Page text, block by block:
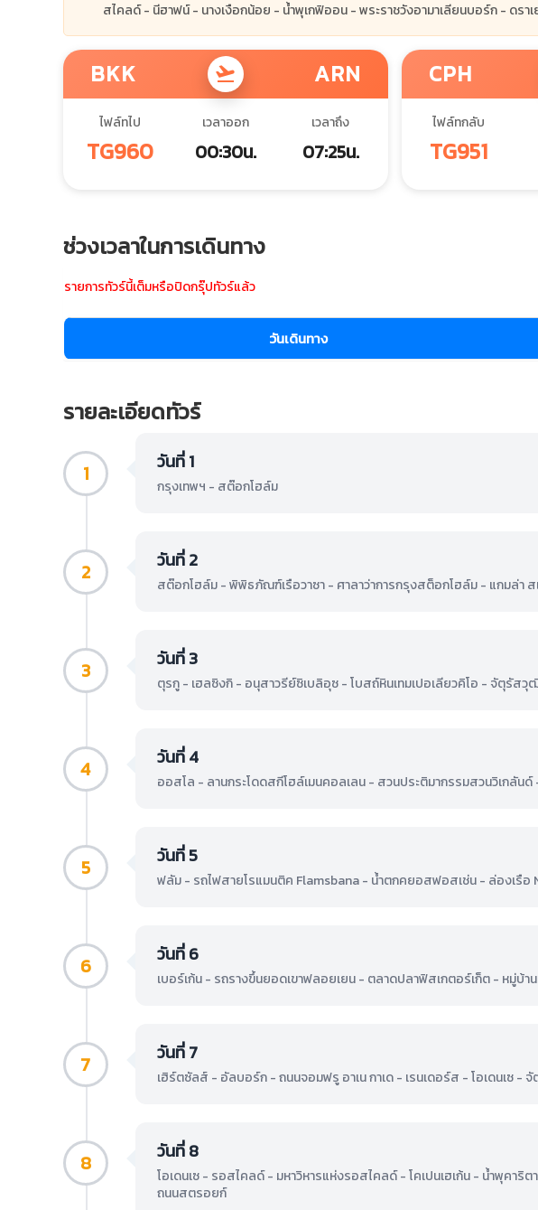
สไคลด์ - นีฮาฟน์ - นางเงือกน้อย - น้ำพุเกฟิออน - พระราชวังอามาเลียนบอร์ก - ดรา
BKK flight_takeoff ARN
ไฟล์ทไป
TG960
เวลาออก
00:30น.
เวลาถึง
07:25น.
CPH
ไฟล์ทกลับ
TG951
ช่วงเวลาในการเดินทาง
รายการทัวร์นี้เต็มหรือปิดกรุ๊ปทัวร์แล้ว
วันเดินทาง
รายละเอียดทัวร์
1 วันที่ 1
กรุงเทพฯ - สต๊อกโฮล์ม
2 วันที่ 2
สต๊อกโฮล์ม - พิพิธภัณฑ์เรือวาซา - ศาลาว่าการกรุงสต็อกโฮล์ม - แกมล่า ส
3 วันที่ 3
ตุรกู - เฮลซิงกิ - อนุสาวรีย์ซิเบลิอุซ - โบสถ์หินเทมเปอเลียวคิโอ - จัตุรัส
4 วันที่ 4
ออสโล - ลานกระโดดสกีโฮล์เมนคอลเลน - สวนประติมากรรมสวนวิเกลัน
5 วันที่ 5
ฟลัม - รถไฟสายโรแมนติค Flamsbana - น้ำตกคยอสฟอสเช่น - ล่องเรือ
6 วันที่ 6
เบอร์เก้น - รถรางขึ้นยอดเขาฟลอยเยน - ตลาดปลาฟิสเกตอร์เก็ต - หมู่บ้า
7 วันที่ 7
เฮิร์ตซัลส์ - อัลบอร์ก - ถนนจอมฟรู อาเน กาเด - เรนเดอร์ส - โอเดนเซ -
8 วันที่ 8
โอเดนเซ - รอสไคลด์ - มหาวิหารแห่งรอสไคลด์ - โคเปนเฮเก้น - น้ำพุคา
ถนนสตรอยก์